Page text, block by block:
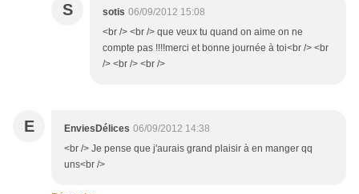
S sotis 06/09/2012 15:08
<br /> <br /> que veux tu quand on aime on ne
compte pas !!!!merci et bonne journée à toi<br /> <br
/> <br /> <br />
E EnviesDélices 06/09/2012 14:38
<br /> Je pense que j'aurais grand plaisir à en manger qq
uns<br />